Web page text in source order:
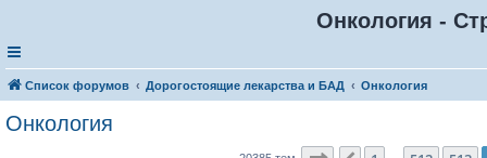
Онкология -
Список форумов Дорогостоящие лекарства и БАД Онкология
Онкология